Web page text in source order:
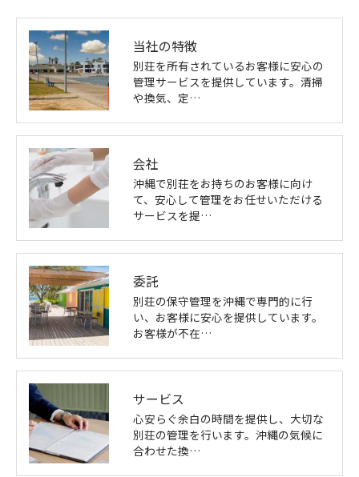
当社の特徴
別荘を所有されているお客様に安心の
管理サービスを提供しています。清掃
や換気、定…
会社
沖縄で別荘をお持ちのお客様に向け
て、安心して管理をお任せいただける
サービスを提…
委託
別荘の保守管理を沖縄で専門的に行
い、お客様に安心を提供しています。
お客様が不在…
サービス
心安らぐ余白の時間を提供し、大切な
別荘の管理を行います。沖縄の気候に
合わせた換…